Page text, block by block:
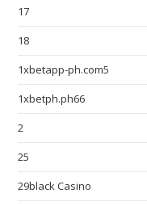
17
18
1xbetapp-ph.com5
1xbetph.ph66
2
25
29black Casino